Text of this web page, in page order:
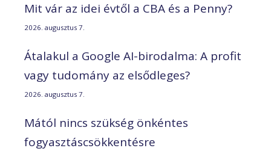
Mit vár az idei évtől a CBA és a Penny?
2026. augusztus 7.
Átalakul a Google AI-birodalma: A profit
vagy tudomány az elsődleges?
2026. augusztus 7.
Mától nincs szükség önkéntes
fogyasztáscsökkentésre